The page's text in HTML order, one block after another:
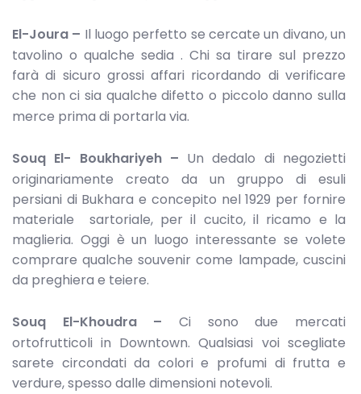
El-Joura – Il luogo perfetto se cercate un divano, un
tavolino o qualche sedia . Chi sa tirare sul prezzo
farà di sicuro grossi affari ricordando di verificare
che non ci sia qualche difetto o piccolo danno sulla
merce prima di portarla via.
Souq El- Boukhariyeh – Un dedalo di negozietti
originariamente creato da un gruppo di esuli
persiani di Bukhara e concepito nel 1929 per fornire
materiale sartoriale, per il cucito, il ricamo e la
maglieria. Oggi è un luogo interessante se volete
comprare qualche souvenir come lampade, cuscini
da preghiera e teiere.
Souq El-Khoudra – Ci sono due mercati
ortofrutticoli in Downtown. Qualsiasi voi scegliate
sarete circondati da colori e profumi di frutta e
verdure, spesso dalle dimensioni notevoli.